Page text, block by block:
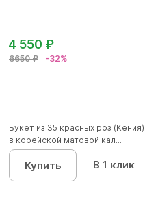
6650 ₽ -32%
4 550 ₽
Букет из 35 красных роз (Кения)
в корейской матовой кал...
Купить В 1 клик